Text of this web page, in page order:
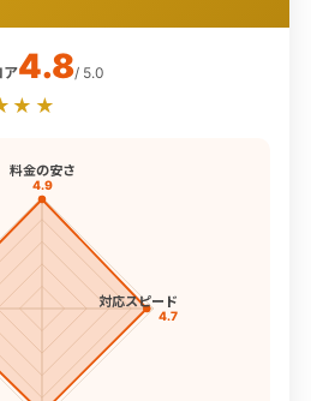
ア4.8/ 5.0
料金の安さ
4.9
対応スピード
4.7